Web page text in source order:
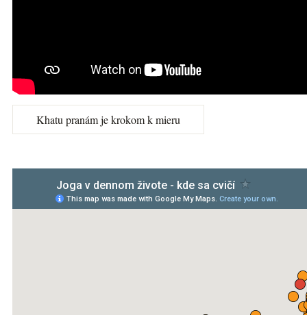
Khatu pranám je krokom k mieru